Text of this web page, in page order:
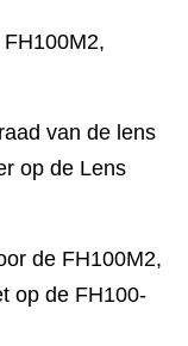
van de lens
op de Lens
de FH100M2,
op de FH100-